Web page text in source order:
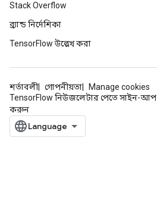
Stack Overflow
ব্র্যান্ড নির্দেশিকা
TensorFlow উল্লেখ করা
শর্তাবলী গোপনীয়তা
Manage cookies
TensorFlow নিউজলেটার পেতে সাইন-আপ
করুন